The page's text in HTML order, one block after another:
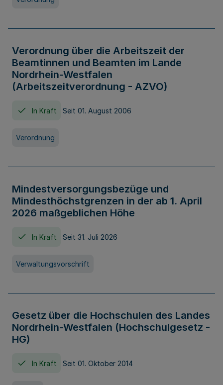
Verordnung über die Arbeitszeit der
Beamtinnen und Beamten im Lande
Nordrhein-Westfalen
(Arbeitszeitverordnung - AZVO)
In Kraft Seit 01. August 2006
Verordnung
Mindestversorgungsbezüge und
Mindesthöchstgrenzen in der ab 1. April
2026 maßgeblichen Höhe
In Kraft Seit 31. Juli 2026
Verwaltungsvorschrift
Gesetz über die Hochschulen des Landes
Nordrhein-Westfalen (Hochschulgesetz -
HG)
In Kraft Seit 01. Oktober 2014